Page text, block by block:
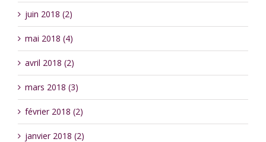
juin 2018 (2)
mai 2018 (4)
avril 2018 (2)
mars 2018 (3)
février 2018 (2)
janvier 2018 (2)